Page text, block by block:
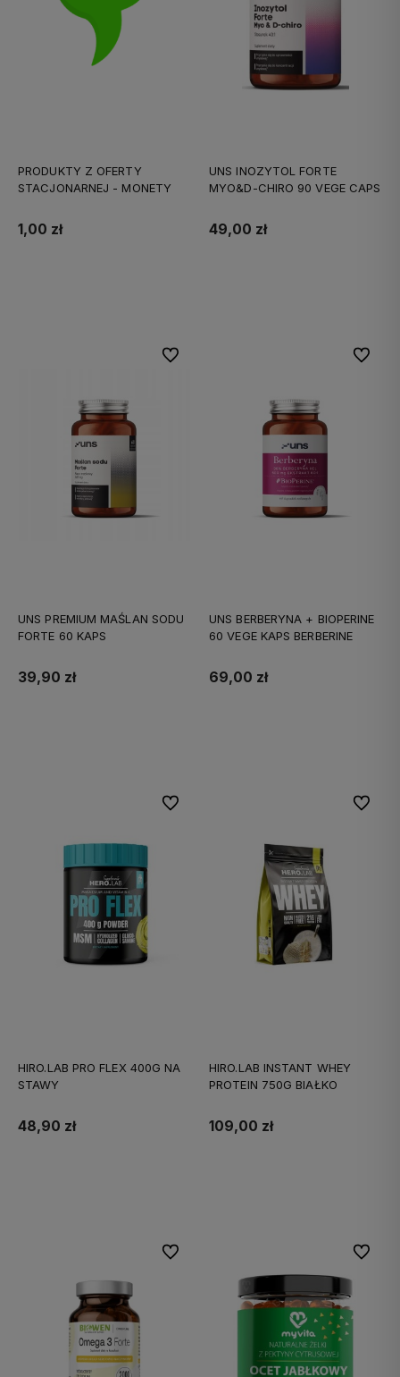
PRODUKTY Z OFERTY
STACJONARNEJ - MONETY
1,00 zł
UNS INOZYTOL FORTE
MYO&D-CHIRO 90 VEGE CAPS
49,00 zł
UNS PREMIUM MAŚLAN SODU
FORTE 60 KAPS
39,90 zł
Do ulubionych
UNS BERBERYNA + BIOPERINE
60 VEGE KAPS BERBERINE
69,00 zł
Do
HIRO.LAB PRO FLEX 400G NA
STAWY
48,90 zł
Do ulubionych
HIRO.LAB INSTANT WHEY
PROTEIN 750G BIAŁKO
109,00 zł
Do
Do ulubionych Do